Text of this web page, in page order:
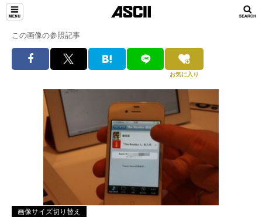
この画像の参照記事
お気に入り
画像サイズ切り替え